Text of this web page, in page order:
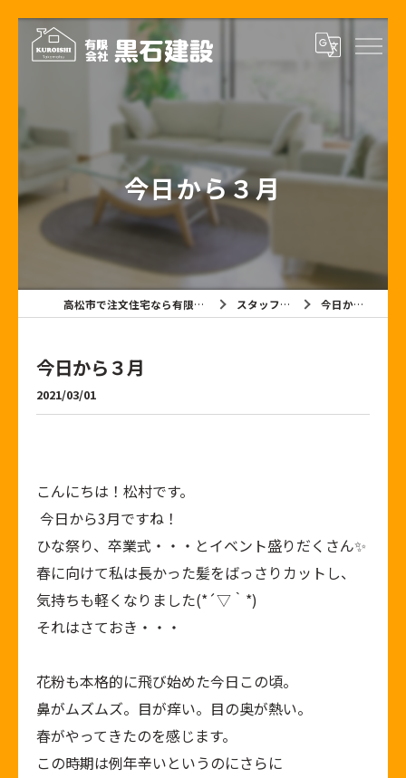
今日から３月
高松市で注文住宅なら有限会社黒石建設 スタッフブログ 今日から３月
今日から３月
2021/03/01
こんにちは！松村です。
今日から3月ですね！
ひな祭り、卒業式・・・とイベント盛りだくさん✨
春に向けて私は長かった髪をばっさりカットし、
気持ちも軽くなりました(*´▽｀*)
それはさておき・・・
花粉も本格的に飛び始めた今日この頃。
鼻がムズムズ。目が痒い。目の奥が熱い。
春がやってきたのを感じます。
この時期は例年辛いというのにさらに